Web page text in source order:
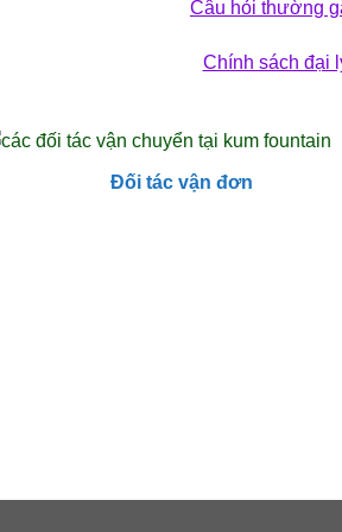
Câu hỏi thường
Chính sách đại
Đối tác vận đơn